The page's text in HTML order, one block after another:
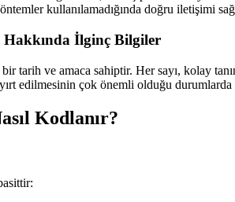
kullanılamadığında doğru iletişimi
Hakkında İlginç Bilgiler
tarih ve amaca sahiptir. Her sayı, kolay
edilmesinin çok önemli olduğu
Kodlanır?